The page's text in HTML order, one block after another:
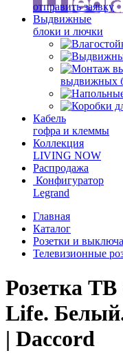
отправить заявку
Выдвижные
блоки и лючки
выдвижных
Кабель
гофра и клеммы
Коллекция
LIVING NOW
Распродажа
Конфигуратор
Legrand
Главная
Каталог
Розетки и
Телевизионные
Розетка ТВ
Life.
| Daccord